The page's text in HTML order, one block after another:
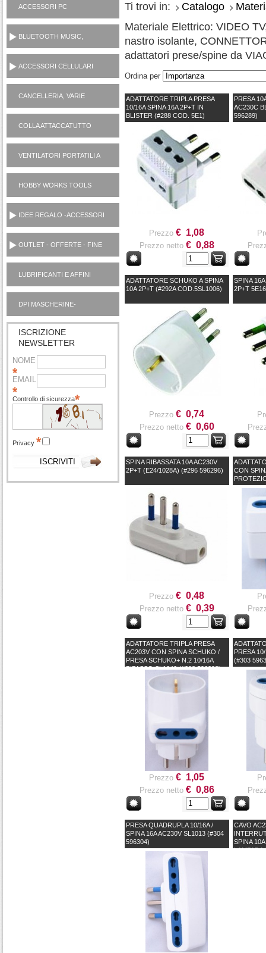
ACCESSORI PC
BLUETOOTH MUSIC,
CASSE, CUFFIE,
ACCESSORI CELLULARI
SMARTPHONES
CANCELLERIA, VARIE
CASALINGHI
COLLA ATTACCATUTTO
ATTAK
VENTILATORI PORTATILI A
PILE
HOBBY WORKS TOOLS
UTENSILI CASA
IDEE REGALO -ACCESSORI
OUTLET - OFFERTE - FINE
SERIE
LUBRIFICANTI E AFFINI
MOTORI AUTO OUTLET
DPI MASCHERINE-
IGIENIZZANTI
ISCRIZIONE
NEWSLETTER
NOME
EMAIL
Controllo di sicurezza
Privacy
Ti trovi in: Catalogo
Materiale Elettrico: VIDEO
nastro isolante,
adattatori prese/spine da
Ordina per
ADATTATORE TRIPLA PRESA
10/16A SPINA 16A 2P+T IN
BLISTER (#288 COD. 5E1)
Prezzo € 1,08
Prezzo netto € 0,88
PRESA
AC230C
596289)
ADATTATORE SCHUKO A SPINA
10A 2P+T (#292A COD.5SL1006)
Prezzo € 0,74
Prezzo netto € 0,60
SPINA
2P+T
SPINA RIBASSATA 10A AC230V
2P+T (E24/1028A) (#296 596296)
Prezzo € 0,48
Prezzo netto € 0,39
CON
ADATTATORE TRIPLA PRESA
AC203V CON SPINA SCHUKO /
PRESA SCHUKO+ N.2 10/16A
BIPASSO SL1040 (#298 596298)
Prezzo € 1,05
Prezzo netto € 0,86
PRESA
(#303
PRESA QUADRUPLA 10/16A /
SPINA 16A AC230V SL1013 (#304
596304)
CAVO
SPINA